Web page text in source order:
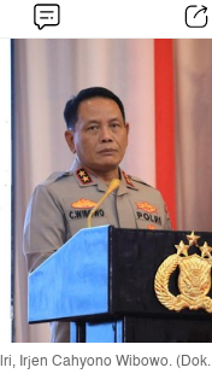
Irjen Cahyono Wibowo.